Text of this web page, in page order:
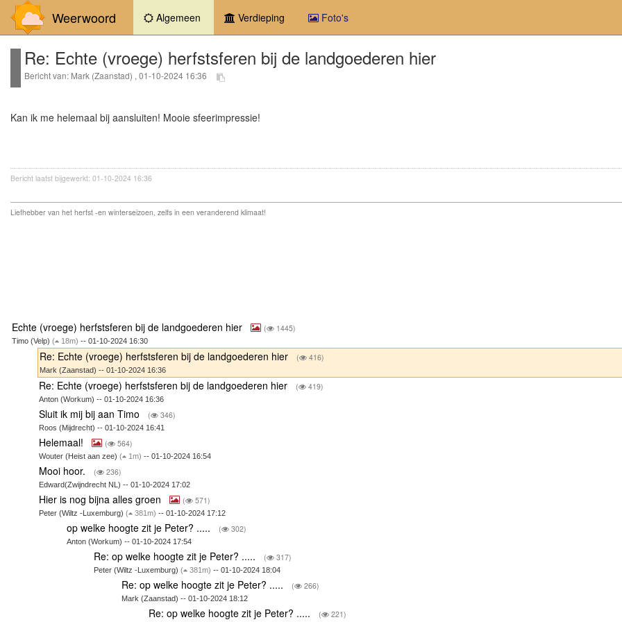
Weerwoord Algemeen (current)Verdieping Foto's
Re: Echte (vroege) herfstsferen bij de landgoederen hier
Bericht van: Mark (Zaanstad) , 01-10-2024 16:36
Kan ik me helemaal bij aansluiten! Mooie sfeerimpressie!
Bericht laatst bijgewerkt: 01-10-2024 16:36
Liefhebber van het herfst -en winterseizoen, zelfs in een veranderend klimaat!
Echte (vroege) herfstsferen bij de landgoederen hier ( 1445)
Timo (Velp) ( 18m) -- 01-10-2024 16:30
Re: Echte (vroege) herfstsferen bij de landgoederen hier ( 416)
Mark (Zaanstad) -- 01-10-2024 16:36
Re: Echte (vroege) herfstsferen bij de landgoederen hier ( 419)
Anton (Workum) -- 01-10-2024 16:36
Sluit ik mij bij aan Timo ( 346)
Roos (Mijdrecht) -- 01-10-2024 16:41
Helemaal! ( 564)
Wouter (Heist aan zee)( 1m) -- 01-10-2024 16:54
Mooi hoor. ( 236)
Edward(Zwijndrecht NL) -- 01-10-2024 17:02
Hier is nog bijna alles groen ( 571)
Peter (Wiltz -Luxemburg)( 381m) -- 01-10-2024 17:12
op welke hoogte zit je Peter? ..... ( 302)
Anton (Workum) -- 01-10-2024 17:54
Re: op welke hoogte zit je Peter? ..... ( 317)
Peter (Wiltz -Luxemburg)( 381m) -- 01-10-2024 18:04
Re: op welke hoogte zit je Peter? ..... ( 266)
Mark (Zaanstad) -- 01-10-2024 18:12
Re: op welke hoogte zit je Peter? ..... ( 221)